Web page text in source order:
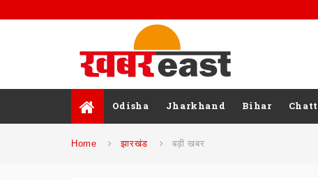
Odisha Jharkhand Bihar
Home झारखंड बड़ी खबर